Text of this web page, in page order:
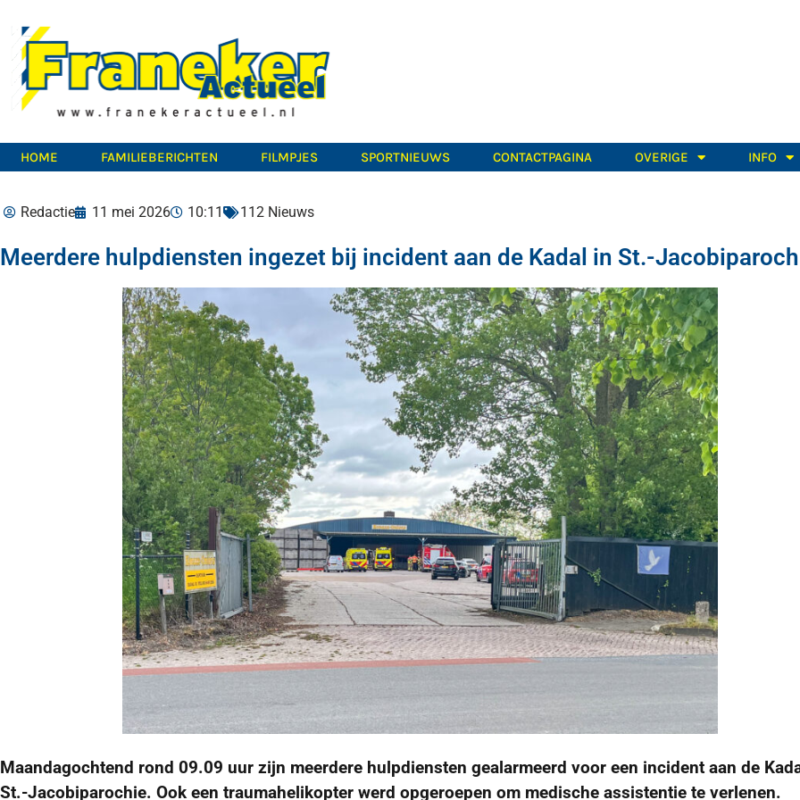
HOME FAMILIEBERICHTEN FILMPJES SPORTNIEUWS CONTACTPAGINA OVERIGE INFO
Redactie 11 mei 2026 10:11 112 Nieuws
Meerdere hulpdiensten ingezet bij incident aan de Kadal in St.-
Maandagochtend rond 09.09 uur zijn meerdere hulpdiensten gealarmeerd voor een incident aan de
St.-Jacobiparochie. Ook een traumahelikopter werd opgeroepen om medische assistentie te verlenen.